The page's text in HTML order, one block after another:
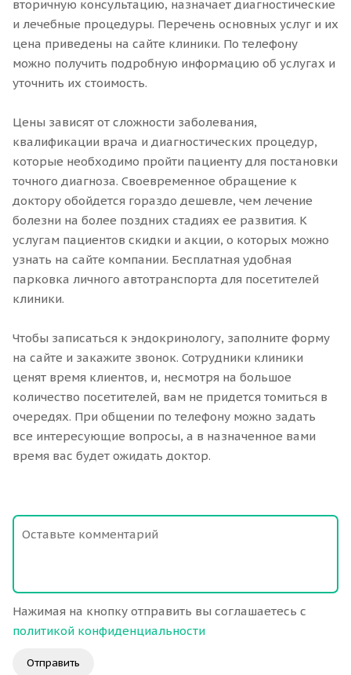
вторичную консультацию, назначает диагностические
и лечебные процедуры. Перечень основных услуг и их
цена приведены на сайте клиники. По телефону
можно получить подробную информацию об услугах и
уточнить их стоимость.
Цены зависят от сложности заболевания,
квалификации врача и диагностических процедур,
которые необходимо пройти пациенту для постановки
точного диагноза. Своевременное обращение к
доктору обойдется гораздо дешевле, чем лечение
болезни на более поздних стадиях ее развития. К
услугам пациентов скидки и акции, о которых можно
узнать на сайте компании. Бесплатная удобная
парковка личного автотранспорта для посетителей
клиники.
Чтобы записаться к эндокринологу, заполните форму
на сайте и закажите звонок. Сотрудники клиники
ценят время клиентов, и, несмотря на большое
количество посетителей, вам не придется томиться в
очередях. При общении по телефону можно задать
все интересующие вопросы, а в назначенное вами
время вас будет ожидать доктор.
Нажимая на кнопку отправить вы соглашаетесь с
политикой конфиденциальности
Отправить